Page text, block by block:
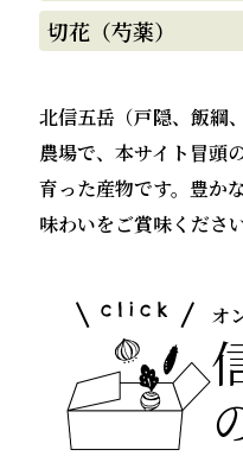
切花（芍薬）
北信五岳（戸隠、飯綱
農場で、本サイト冒頭
育った産物です。豊か
味わいをご賞味ください
オ